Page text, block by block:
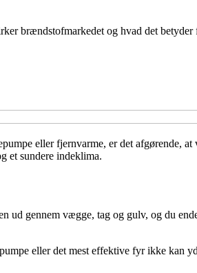
brændstofmarkedet og hvad det
eller fjernvarme, er det afgørende, at
et sundere indeklima.
ud gennem vægge, tag og gulv, og du
eller det mest effektive fyr ikke kan